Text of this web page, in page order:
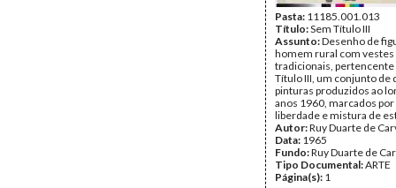
Pasta: 11185.001.013
Título:Sem Título III
Assunto:Desenho de
homem rural com
tradicionais, pertencente
Título III, um conjunto de
pinturas produzidos ao
anos 1960, marcados
liberdade e mistura de
Autor:Ruy Duarte de
Data: 1965
Fundo:Ruy Duarte de
Tipo Documental:ARTE
Página(s): 1